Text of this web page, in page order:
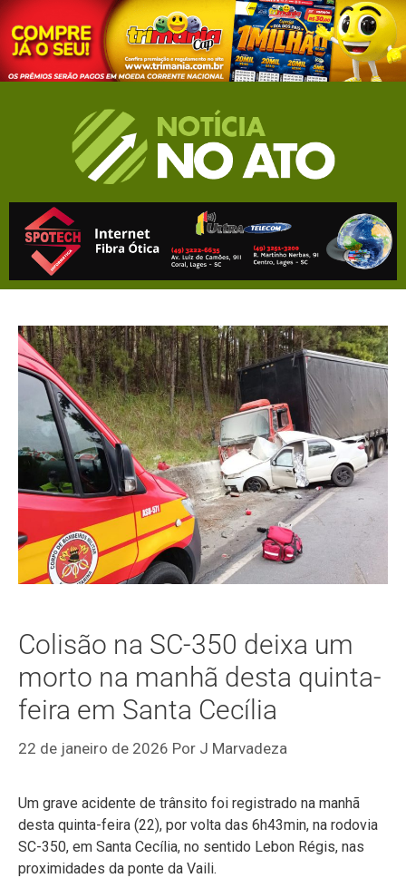
Colisão na SC-350 deixa um
morto na manhã desta quinta-
feira em Santa Cecília
22 de janeiro de 2026 Por J Marvadeza
Um grave acidente de trânsito foi registrado na manhã
desta quinta-feira (22), por volta das 6h43min, na rodovia
SC-350, em Santa Cecília, no sentido Lebon Régis, nas
proximidades da ponte da Vaili.